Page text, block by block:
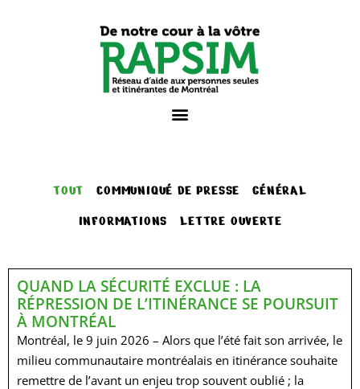
COMMUNIQUÉ DE PRESSE
GÉNÉRAL
INFORMATIONS
LETTRE OUVERTE
TOUT
QUAND LA SÉCURITÉ EXCLUE : LA
RÉPRESSION DE L’ITINÉRANCE SE POURSUIT
À MONTRÉAL
Montréal, le 9 juin 2026 – Alors que l’été fait son arrivée, le
milieu communautaire montréalais en itinérance souhaite
remettre de l’avant un enjeu trop souvent oublié ; la